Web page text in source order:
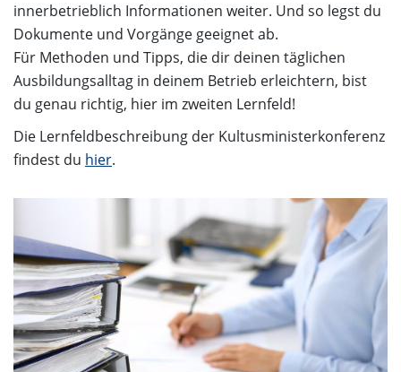
innerbetrieblich Informationen weiter. Und so legst du
Dokumente und Vorgänge geeignet ab.
Für Methoden und Tipps, die dir deinen täglichen
Ausbildungsalltag in deinem Betrieb erleichtern, bist
du genau richtig, hier im zweiten Lernfeld!
Die Lernfeldbeschreibung der Kultusministerkonferenz
findest du hier.